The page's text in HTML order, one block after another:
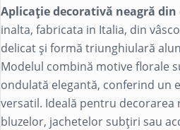
Aplicație decorativă neagră din
inalta, fabricata in Italia, din
delicat și formă triunghiulară
Modelul combină motive florale
ondulată elegantă, conferind un
versatil. Ideală pentru
bluzelor, jachetelor subțiri sau